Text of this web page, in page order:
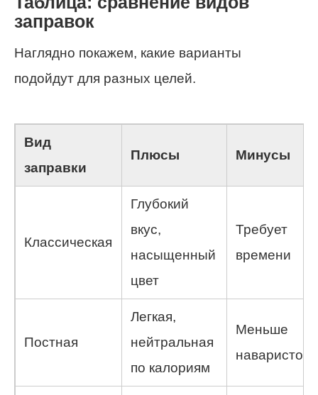
заправок
Наглядно покажем, какие варианты
подойдут для разных целей.
Вид
заправки
Плюсы Минусы
Классическая
Глубокий
вкус,
насыщенный
цвет
Требует
времени
Постная
Легкая,
нейтральная
по калориям
Меньше